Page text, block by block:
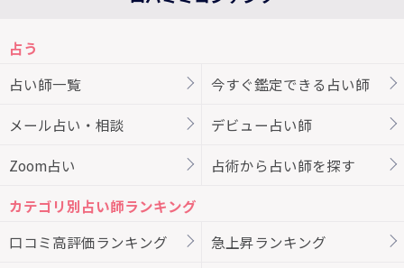
占う
占い師一覧
今すぐ鑑定できる占い師
メール占い・相談 デビュー占い師
Zoom占い 占術から占い師を探す
カテゴリ別占い師ランキング
口コミ高評価ランキング
急上昇ランキング